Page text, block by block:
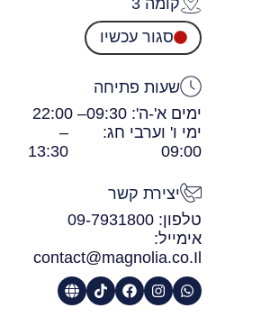
סגור עכשיו
שעות פתיחה
ימים א'-ה': 09:30
– 22:00
ימי ו' וערבי חג:
09:00
–
13:30
יצירת קשר
טלפון: 09-7931800
אימייל:
contact@magnolia.co.Il